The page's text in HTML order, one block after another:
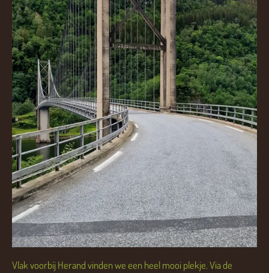
Vlak voorbij Herand vinden we een heel mooi plekje. Via de